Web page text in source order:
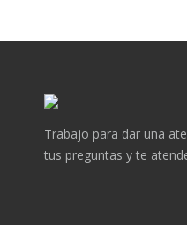
Trabajo para dar una
tus preguntas y te